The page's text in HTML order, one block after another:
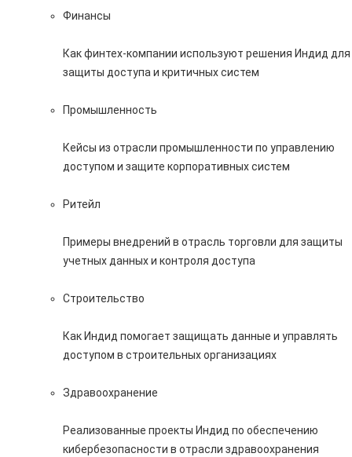
Финансы
Как финтех-компании используют решения Индид для
защиты доступа и критичных систем
Промышленность
Кейсы из отрасли промышленности по управлению
доступом и защите корпоративных систем
Ритейл
Примеры внедрений в отрасль торговли для защиты
учетных данных и контроля доступа
Строительство
Как Индид помогает защищать данные и управлять
доступом в строительных организациях
Здравоохранение
Реализованные проекты Индид по обеспечению
кибербезопасности в отрасли здравоохранения